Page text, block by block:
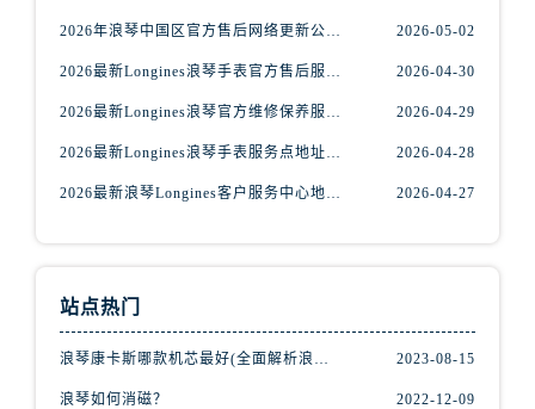
2026-05-02
2026-04-30
2026-04-29
2026-04-28
2026-04-27
站点热门
2023-08-15
浪琴如何消磁？ 2022-12-09